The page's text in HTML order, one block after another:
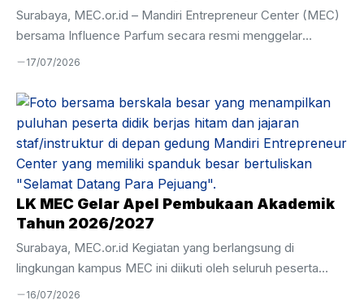
Surabaya, MEC.or.id – Mandiri Entrepreneur Center (MEC)
bersama Influence Parfum secara resmi menggelar
Penutupan Magang Influence Parfum pada Selasa, 7 Juli
magang yang telah berlangsung selama tiga bulan, yakni
mulai 7 April hingga 7 Juli 2026. Acara penutupan dihadiri
oleh perwakilan Influence Parfum, Bapak Zulfi, serta Wakil
Kepala Kesiswaan Mandiri Entrepreneur Center, Ustadz
Hamim. Momen ini sekaligus menjadi ajang evaluasi atas
pelaksanaan magang serta pemenuhan hasil perkembangan
peserta didik selama menjalani pembelajaran langsung ...
17/07/2026
LK MEC Gelar Apel Pembukaan Akademik
Tahun 2026/2027
Surabaya, MEC.or.id Kegiatan yang berlangsung di
lingkungan kampus MEC ini diikuti oleh seluruh peserta
didik, tenaga pendidik, serta jajaran manajemen dengan
16/07/2026